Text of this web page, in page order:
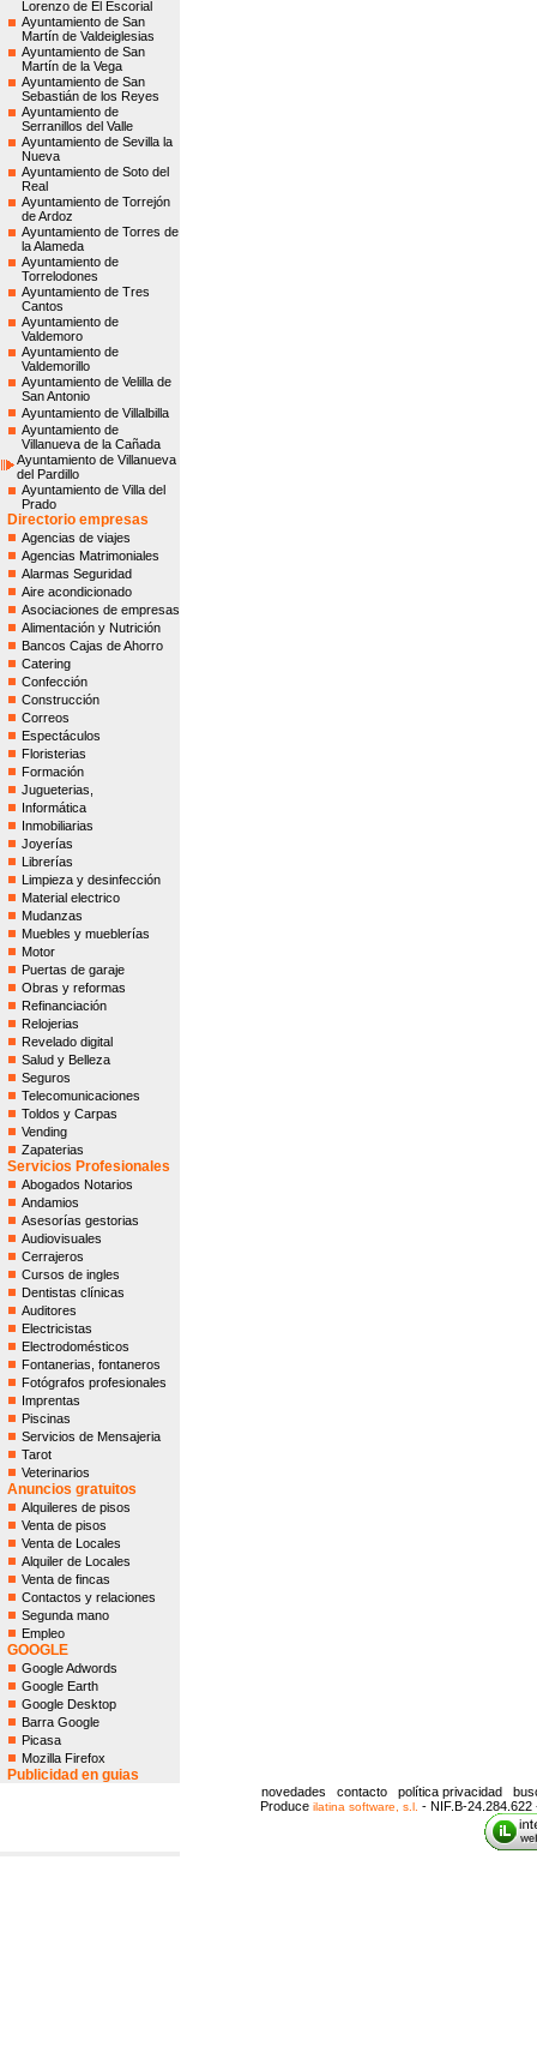
Lorenzo de El Escorial
Ayuntamiento de San
Martín de Valdeiglesias
Ayuntamiento de San
Martín de la Vega
Ayuntamiento de San
Sebastián de los Reyes
Ayuntamiento de
Serranillos del Valle
Ayuntamiento de Sevilla la
Nueva
Ayuntamiento de Soto del
Real
Ayuntamiento de Torrejón
de Ardoz
Ayuntamiento de Torres de
la Alameda
Ayuntamiento de
Torrelodones
Ayuntamiento de Tres
Cantos
Ayuntamiento de
Valdemoro
Ayuntamiento de
Valdemorillo
Ayuntamiento de Velilla de
San Antonio
Ayuntamiento de Villalbilla
Ayuntamiento de
Villanueva de la Cañada
Ayuntamiento de Villanueva
del Pardillo
Ayuntamiento de Villa del
Prado
Directorio empresas
Agencias de viajes
Agencias Matrimoniales
Alarmas Seguridad
Aire acondicionado
Asociaciones de empresas
Alimentación y Nutrición
Bancos Cajas de Ahorro
Catering
Confección
Construcción
Correos
Espectáculos
Floristerias
Formación
Jugueterias,
Informática
Inmobiliarias
Joyerías
Librerías
Limpieza y desinfección
Material electrico
Mudanzas
Muebles y mueblerías
Motor
Puertas de garaje
Obras y reformas
Refinanciación
Relojerias
Revelado digital
Salud y Belleza
Seguros
Telecomunicaciones
Toldos y Carpas
Vending
Zapaterias
Servicios Profesionales
Abogados Notarios
Andamios
Asesorías gestorias
Audiovisuales
Cerrajeros
Cursos de ingles
Dentistas clínicas
Auditores
Electricistas
Electrodomésticos
Fontanerias, fontaneros
Fotógrafos profesionales
Imprentas
Piscinas
Servicios de Mensajeria
Tarot
Veterinarios
Anuncios gratuitos
Alquileres de pisos
Venta de pisos
Venta de Locales
Alquiler de Locales
Venta de fincas
Contactos y relaciones
Segunda mano
Empleo
GOOGLE
Google Adwords
Google Earth
Google Desktop
Barra Google
Picasa
Mozilla Firefox
Publicidad en guias
novedades contacto política privacidad
Produce ilatina software, s.l. - NIF.B-